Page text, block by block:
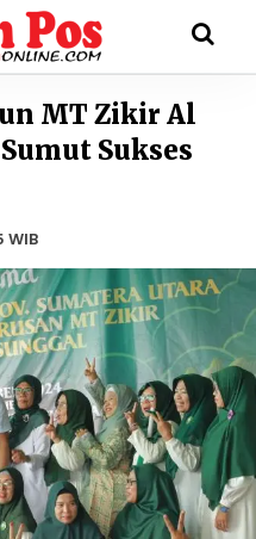
MT Zikir Al
Sukses
WIB